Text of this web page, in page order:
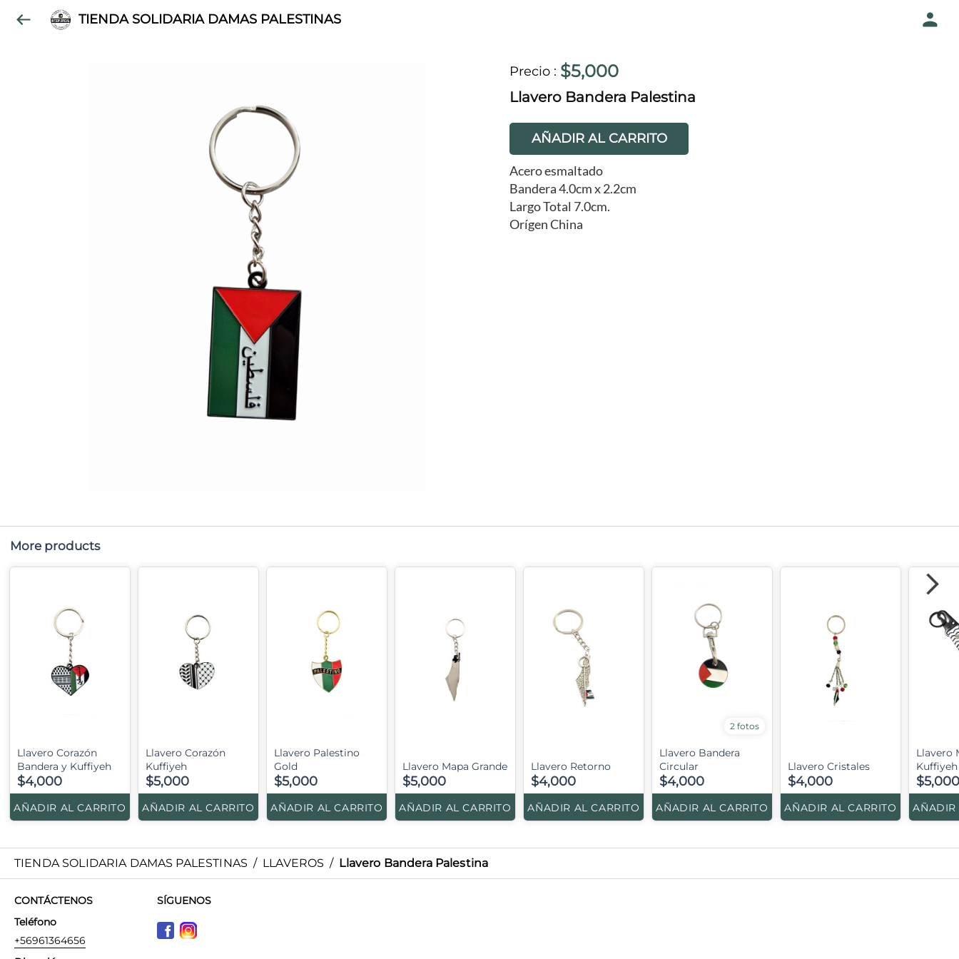
TIENDA SOLIDARIA DAMAS PALESTINAS
Precio : $5,000
Llavero Bandera Palestina
AÑADIR AL CARRITO
Acero esmaltado
Bandera 4.0cm x 2.2cm
Largo Total 7.0cm.
Orígen China
More products
Llavero Corazón
Bandera y Kuffiyeh
$4,000
AÑADIR AL CARRITO
Llavero Corazón
Kuffiyeh
$5,000
AÑADIR AL CARRITO
Llavero Palestino
Gold
$5,000
AÑADIR AL CARRITO
Llavero Mapa Grande
$5,000
AÑADIR AL CARRITO
Llavero Retorno
$4,000
AÑADIR AL CARRITO
2 fotos
Llavero Bandera
Circular
$4,000
AÑADIR AL CARRITO
Llavero Cristales
$4,000
AÑADIR AL CARRITO
Llavero
$5,000
AÑADIR
TIENDA SOLIDARIA DAMAS PALESTINAS / LLAVEROS / Llavero Bandera Palestina
CONTÁCTENOS
Teléfono
+56961364656
SÍGUENOS